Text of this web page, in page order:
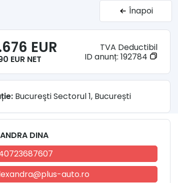
Înapoi
EUR
EUR NET
TVA Deductibil
ID anunț: 192784
Bucureşti Sectorul 1, București
DINA
auto.ro